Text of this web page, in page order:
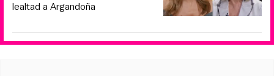
lealtad a Argandoña